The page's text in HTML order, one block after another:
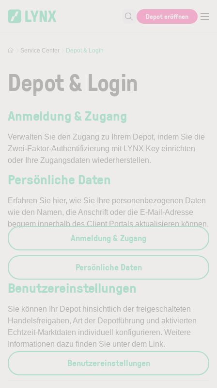
Suche nach Hilfe oder Info
Depot eröffnen
Service Center Depot & Login
Depot & Login
Anmeldung & Zugang
Verwalten Sie den Zugang zu Ihrem Depot, indem Sie die
Zwei-Faktor-Authentifizierung mit LYNX Key einrichten
oder Ihre Zugangsdaten wiederherstellen.
Persönliche Daten
Erfahren Sie hier, wie Sie Ihre personenbezogenen Daten
wie den Namen, die Anschrift oder die E-Mail-Adresse
bequem innerhalb des Client Portals aktualisieren können.
Anmeldung & Zugang
Persönliche Daten
Benutzereinstellungen
Sie können Ihr Depot hinsichtlich der freigeschalteten
Handelsfreigaben, Art der Depotführung und aktivierten
Echtzeit-Marktdaten individuell konfigurieren. Weitere
Informationen dazu finden Sie unter dem Link.
Benutzereinstellungen